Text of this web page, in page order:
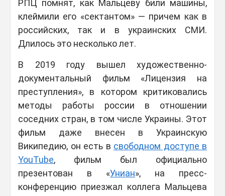
РПЦ помнят, как Мальцеву били машины,
клеймили его «сектантом» — причем как в
российских, так и в украинских СМИ.
Длилось это несколько лет.
В 2019 году вышел художественно-
документальный фильм «Лицензия на
преступления», в котором критиковались
методы работы россии в отношении
соседних стран, в том числе Украины. Этот
фильм даже внесен в Украинскую
Википедию, он есть в свободном доступе в
YouTube, фильм был официально
презентован в «Униан», на пресс-
конференцию приезжал коллега Мальцева